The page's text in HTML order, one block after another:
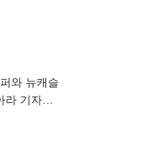
와 뉴캐슬
라 기자